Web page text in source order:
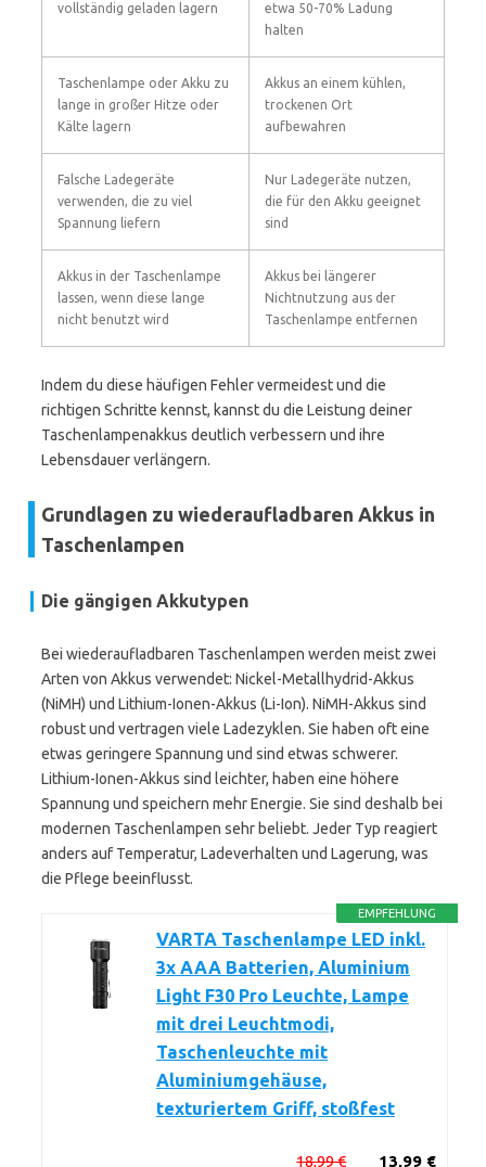
vollständig geladen lagern
etwa 50-70% Ladung
halten
Taschenlampe oder Akku zu
lange in großer Hitze oder
Kälte lagern
Akkus an einem kühlen,
trockenen Ort
aufbewahren
Falsche Ladegeräte
verwenden, die zu viel
Spannung liefern
Nur Ladegeräte nutzen,
die für den Akku geeignet
sind
Akkus in der Taschenlampe
lassen, wenn diese lange
nicht benutzt wird
Akkus bei längerer
Nichtnutzung aus der
Taschenlampe entfernen
Indem du diese häufigen Fehler vermeidest und die
richtigen Schritte kennst, kannst du die Leistung deiner
Taschenlampenakkus deutlich verbessern und ihre
Lebensdauer verlängern.
Grundlagen zu wiederaufladbaren Akkus in
Taschenlampen
Die gängigen Akkutypen
Bei wiederaufladbaren Taschenlampen werden meist zwei
Arten von Akkus verwendet: Nickel-Metallhydrid-Akkus
(NiMH) und Lithium-Ionen-Akkus (Li-Ion). NiMH-Akkus sind
robust und vertragen viele Ladezyklen. Sie haben oft eine
etwas geringere Spannung und sind etwas schwerer.
Lithium-Ionen-Akkus sind leichter, haben eine höhere
Spannung und speichern mehr Energie. Sie sind deshalb bei
modernen Taschenlampen sehr beliebt. Jeder Typ reagiert
anders auf Temperatur, Ladeverhalten und Lagerung, was
die Pflege beeinflusst.
EMPFEHLUNG
VARTA Taschenlampe LED inkl.
3x AAA Batterien, Aluminium
Light F30 Pro Leuchte, Lampe
mit drei Leuchtmodi,
Taschenleuchte mit
Aluminiumgehäuse,
texturiertem Griff, stoßfest
13,99 €
18,99 €